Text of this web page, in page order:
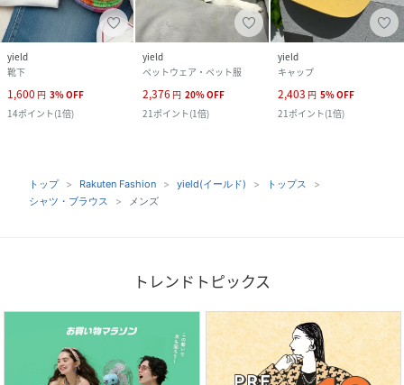
yield
靴下
1,600 円 3%OFF
14ポイント(1倍)
yield
ペットウェア・ペット服
2,376 円 20%OFF
21ポイント(1倍)
yield
キャップ
2,403 円 5%OFF
21ポイント(1倍)
トップ Rakuten Fashion yield(イールド)
トップス
シャツ・ブラウス
メンズ
トレンドトピックス